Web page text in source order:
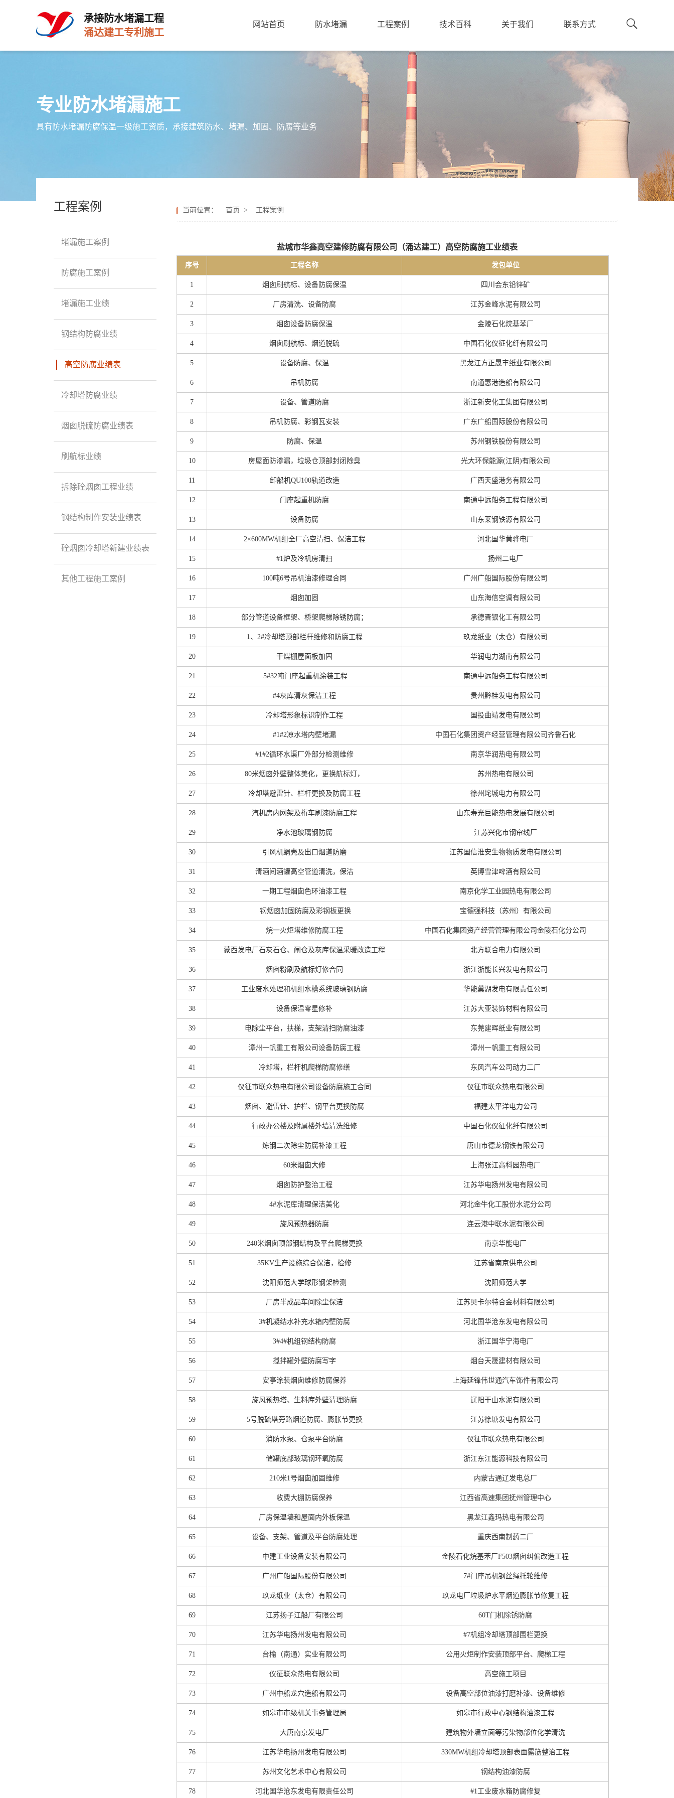
承接防水堵漏工程
涌达建工专利施工
网站首页 防水堵漏 工程案例 技术百科 关于我们 联系方式
专业防水堵漏施工
具有防水堵漏防腐保温一级施工资质，承接建筑防水、堵漏、加固、防腐等业务
工程案例
堵漏施工案例
防腐施工案例
堵漏施工业绩
钢结构防腐业绩
高空防腐业绩表
冷却塔防腐业绩
烟囱脱硫防腐业绩表
刷航标业绩
拆除砼烟囱工程业绩
钢结构制作安装业绩表
砼烟囱冷却塔新建业绩表
其他工程施工案例
当前位置： 首页 > 工程案例
盐城市华鑫高空建修防腐有限公司（涌达建工）高空防腐施工业绩表
序号 工程名称 发包单位
1 烟囱刷航标、设备防腐保温 四川会东铅锌矿
2 厂房清洗、设备防腐 江苏金峰水泥有限公司
3 烟囱设备防腐保温 金陵石化烷基苯厂
4 烟囱刷航标、烟道脱硫 中国石化仪征化纤有限公司
5 设备防腐、保温 黑龙江方正晟丰纸业有限公司
6 吊机防腐 南通惠港造船有限公司
7 设备、管道防腐 浙江新安化工集团有限公司
8 吊机防腐、彩钢瓦安装 广东广船国际股份有限公司
9 防腐、保温 苏州钢铁股份有限公司
10 房屋面防渗漏，垃圾仓顶部封闭除臭 光大环保能源(江阴)有限公司
11 卸船机QU100轨道改造 广西天盛港务有限公司
12 门座起重机防腐 南通中远船务工程有限公司
13 设备防腐 山东莱钢铁源有限公司
14 2×600MW机组全厂高空清扫、保洁工程 河北国华黄骅电厂
15 #1炉及冷机房清扫 扬州二电厂
16 100吨6号吊机油漆修理合同 广州广船国际股份有限公司
17 烟囱加固 山东海信空调有限公司
18 部分管道设备框架、桥架爬梯除锈防腐； 承德晋银化工有限公司
19 1、2#冷却塔顶部栏杆维修和防腐工程 玖龙纸业（太仓）有限公司
20 干煤棚屋面板加固 华润电力湖南有限公司
21 5#32吨门座起重机涂装工程 南通中远船务工程有限公司
22 #4灰库清灰保洁工程 贵州黔桂发电有限公司
23 冷却塔形象标识制作工程 国投曲靖发电有限公司
24 #1#2凉水塔内壁堵漏 中国石化集团资产经营管理有限公司齐鲁石化
25 #1#2循环水渠厂外部分检测维修 南京华润热电有限公司
26 80米烟囱外壁整体美化，更换航标灯， 苏州热电有限公司
27 冷却塔避雷针、栏杆更换及防腐工程 徐州垞城电力有限公司
28 汽机房内网架及桁车刷漆防腐工程 山东寿光巨能热电发展有限公司
29 净水池玻璃钢防腐 江苏兴化市钢帘线厂
30 引风机蜗壳及出口烟道防磨 江苏国信淮安生物物质发电有限公司
31 清酒间酒罐高空管道清洗，保洁 英博雪津啤酒有限公司
32 一期工程烟囱色环油漆工程 南京化学工业园热电有限公司
33 钢烟囱加固防腐及彩钢板更换 宝德强科技（苏州）有限公司
34 烷一火炬塔维修防腐工程 中国石化集团资产经营管理有限公司金陵石化分公司
35 蒙西发电厂石灰石仓、闸仓及灰库保温采暖改造工程 北方联合电力有限公司
36 烟囱粉刷及航标灯修合同 浙江浙能长兴发电有限公司
37 工业废水处理和机组水槽系统玻璃钢防腐 华能巢湖发电有限责任公司
38 设备保温零星修补 江苏大亚装饰材料有限公司
39 电除尘平台，扶梯，支架清扫防腐油漆 东莞建晖纸业有限公司
40 漳州一帆重工有限公司设备防腐工程 漳州一帆重工有限公司
41 冷却塔，栏杆机爬梯防腐修缮 东风汽车公司动力二厂
42 仪征市联众热电有限公司设备防腐施工合同 仪征市联众热电有限公司
43 烟囱、避雷针、护栏、钢平台更换防腐 福建太平洋电力公司
44 行政办公楼及附属楼外墙清洗维修 中国石化仪征化纤有限公司
45 炼钢二次除尘防腐补漆工程 唐山市德龙钢铁有限公司
46 60米烟囱大修 上海张江高科园热电厂
47 烟囱防护整治工程 江苏华电扬州发电有限公司
48 4#水泥库清理保洁美化 河北金牛化工股份水泥分公司
49 旋风预热器防腐 连云港中联水泥有限公司
50 240米烟囱顶部钢结构及平台爬梯更换 南京华能电厂
51 35KV生产设施综合保洁，检修 江苏省南京供电公司
52 沈阳师范大学球形钢架检测 沈阳师范大学
53 厂房半成品车间除尘保洁 江苏贝卡尔特合金材料有限公司
54 3#机凝结水补充水箱内壁防腐 河北国华沧东发电有限公司
55 3#4#机组钢结构防腐 浙江国华宁海电厂
56 搅拌罐外壁防腐写字 烟台天晟建材有限公司
57 安亭涂装烟囱维修防腐保养 上海延锋伟世通汽车饰件有限公司
58 旋风预热塔、生料库外壁清理防腐 辽阳干山水泥有限公司
59 5号脱硫塔旁路烟道防腐、膨胀节更换 江苏徐塘发电有限公司
60 消防水泵、仓泵平台防腐 仪征市联众热电有限公司
61 储罐底部玻璃钢环氧防腐 浙江东江能源科技有限公司
62 210米1号烟囱加固维修 内蒙古通辽发电总厂
63 收费大棚防腐保养 江西省高速集团抚州管理中心
64 厂房保温墙和屋面内外板保温 黑龙江鑫玛热电有限公司
65 设备、支架、管道及平台防腐处理 重庆西南制药二厂
66 中建工业设备安装有限公司 金陵石化烷基苯厂F503烟囱纠偏改造工程
67 广州广船国际股份有限公司 7#门座吊机钢丝绳托轮维修
68 玖龙纸业（太仓）有限公司 玖龙电厂垃圾炉水平烟道膨胀节修复工程
69 江苏扬子江船厂有限公司 60T门机除锈防腐
70 江苏华电扬州发电有限公司 #7机组冷却塔顶部围栏更换
71 台榆（南通）实业有限公司 公用火炬制作安装顶部平台、爬梯工程
72 仪征联众热电有限公司 高空施工项目
73 广州中船龙穴造船有限公司 设备高空部位油漆打磨补漆、设备维修
74 如皋市市级机关事务管理局 如皋市行政中心钢结构油漆工程
75 大唐南京发电厂 建筑物外墙立面等污染物部位化学清洗
76 江苏华电扬州发电有限公司 330MW机组冷却塔顶部表面露筋整治工程
77 苏州文化艺术中心有限公司 钢结构油漆防腐
78 河北国华沧东发电有限责任公司 #1工业废水箱防腐修复